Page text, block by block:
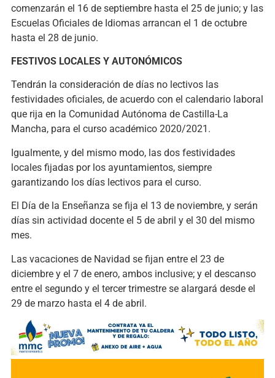
comenzarán el 16 de septiembre hasta el 25 de junio; y las
Escuelas Oficiales de Idiomas arrancan el 1 de octubre
hasta el 28 de junio.
FESTIVOS LOCALES Y AUTONÓMICOS
Tendrán la consideración de días no lectivos las
festividades oficiales, de acuerdo con el calendario laboral
que rija en la Comunidad Autónoma de Castilla-La
Mancha, para el curso académico 2020/2021.
Igualmente, y del mismo modo, las dos festividades
locales fijadas por los ayuntamientos, siempre
garantizando los días lectivos para el curso.
El Día de la Enseñanza se fija el 13 de noviembre, y serán
días sin actividad docente el 5 de abril y el 30 del mismo
mes.
Las vacaciones de Navidad se fijan entre el 23 de
diciembre y el 7 de enero, ambos inclusive; y el descanso
entre el segundo y el tercer trimestre se alargará desde el
29 de marzo hasta el 4 de abril.